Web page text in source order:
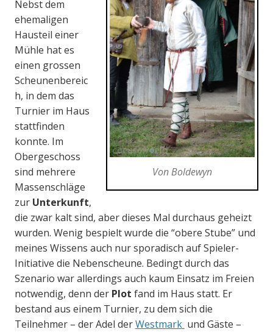
Von Boldewyn
Nebst dem
ehemaligen
Hausteil einer
Mühle hat es
einen grossen
Scheunenbereic
h, in dem das
Turnier im Haus
stattfinden
konnte. Im
Obergeschoss
sind mehrere
Massenschläge
zur Unterkunft,
die zwar kalt sind, aber dieses Mal durchaus geheizt
wurden. Wenig bespielt wurde die “obere Stube” und
meines Wissens auch nur sporadisch auf Spieler-
Initiative die Nebenscheune. Bedingt durch das
Szenario war allerdings auch kaum Einsatz im Freien
notwendig, denn der Plot fand im Haus statt. Er
bestand aus einem Turnier, zu dem sich die
Teilnehmer – der Adel derWestmark und Gäste –